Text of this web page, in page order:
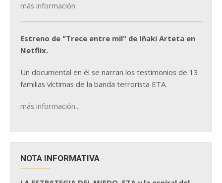
más información
Estreno de "Trece entre mil" de Iñaki Arteta en
Netflix.
Un documental en él se narran los testimonios de 13
familias víctimas de la banda terrorista ETA.
más información...
NOTA INFORMATIVA